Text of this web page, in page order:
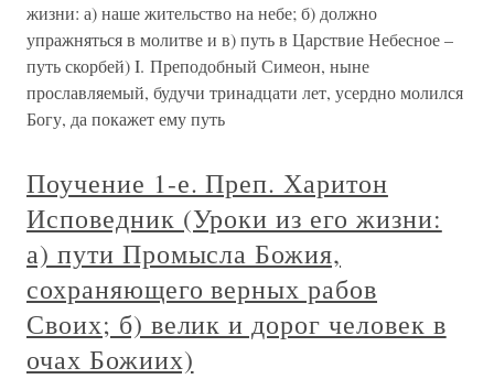
жизни: а) наше жительство на небе; б) должно
упражняться в молитве и в) путь в Царствие Небесное –
путь скорбей) I. Преподобный Симеон, ныне
прославляемый, будучи тринадцати лет, усердно молился
Богу, да покажет ему путь
Поучение 1-е. Преп. Харитон
Исповедник (Уроки из его жизни:
а) пути Промысла Божия,
сохраняющего верных рабов
Своих; б) велик и дорог человек в
очах Божиих)